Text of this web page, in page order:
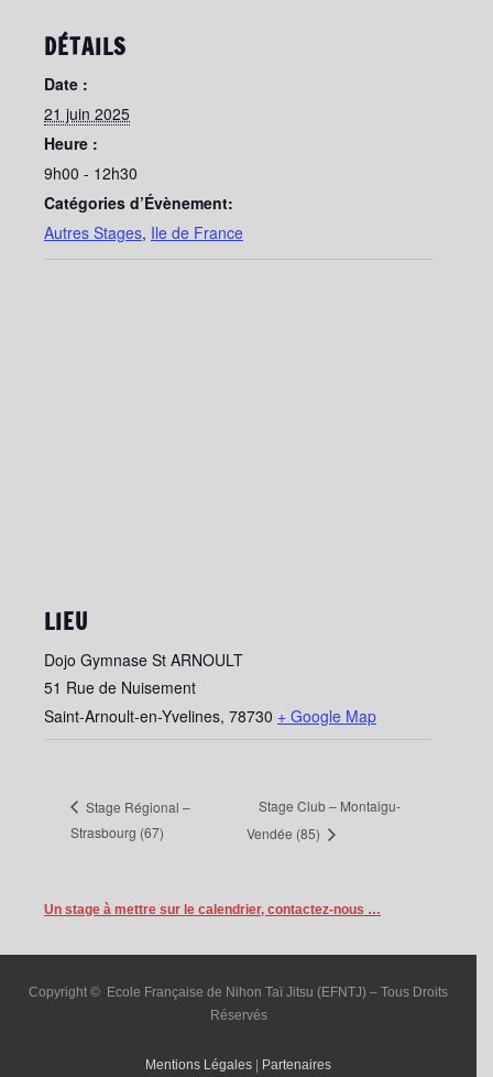
DÉTAILS
Date :
21 juin 2025
Heure :
9h00 - 12h30
Catégories d’Évènement:
Autres Stages, Ile de France
LIEU
Dojo Gymnase St ARNOULT
51 Rue de Nuisement
Saint-Arnoult-en-Yvelines, 78730 + Google Map
Stage Régional –
Strasbourg (67)
Stage Club – Montaigu-
Vendée (85)
Un stage à mettre sur le calendrier, contactez-nous …
Copyright © Ecole Française de Nihon Taï Jitsu (EFNTJ) – Tous Droits
Réservés
Mentions Légales | Partenaires